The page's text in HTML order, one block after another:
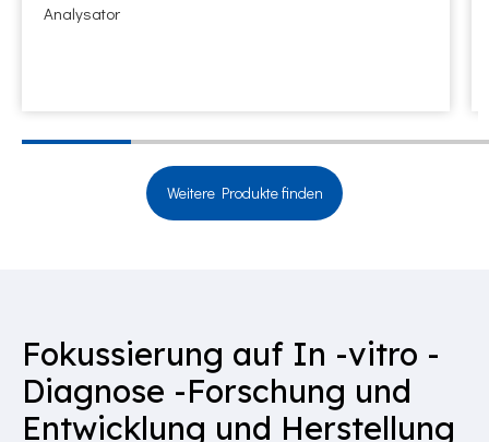
Analysator
Weitere Produkte finden
Fokussierung auf In -vitro -
Diagnose -Forschung und
Entwicklung und Herstellung